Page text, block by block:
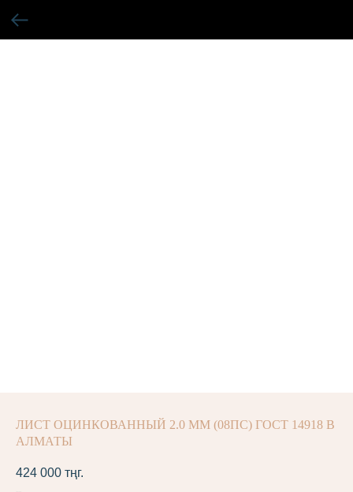
ЛИСТ ОЦИНКОВАННЫЙ 2.0 ММ (08ПС) ГОСТ 14918 В
АЛМАТЫ
424 000 тңг.